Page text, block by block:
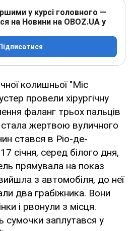
у курсі головного —
на Новини на OBOZ.UA у
Підписатися
колишньої "Міс
провели хірургічну
фаланг трьох пальців
стала жертвою вуличного
стався в Ріо-де-
січня, серед білого дня,
прямувала на показ
з автомобіля, до неї
два грабіжника. Вони
і рвонули з місця.
сумочки заплутався у